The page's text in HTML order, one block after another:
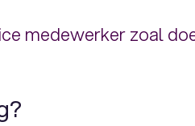
medewerker zoal